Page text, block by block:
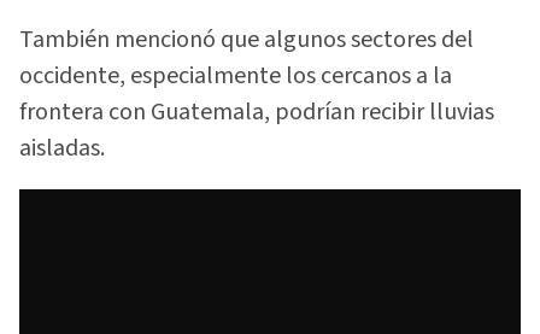
También mencionó que algunos sectores del
occidente, especialmente los cercanos a la
frontera con Guatemala, podrían recibir lluvias
aisladas.